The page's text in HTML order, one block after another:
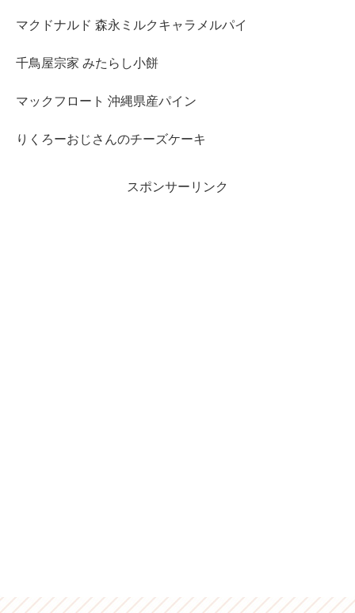
マクドナルド 森永ミルクキャラメルパイ
千鳥屋宗家 みたらし小餅
マックフロート 沖縄県産パイン
りくろーおじさんのチーズケーキ
スポンサーリンク